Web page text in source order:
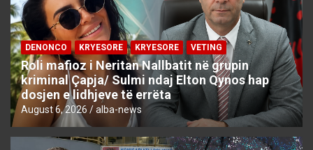
DENONCO KRYESORE KRYESORE VETING
Roli mafioz i Neritan Nallbatit në grupin
kriminal Çapja/ Sulmi ndaj Elton Qynos hap
dosjen e lidhjeve të errëta
August 6, 2026 alba-news